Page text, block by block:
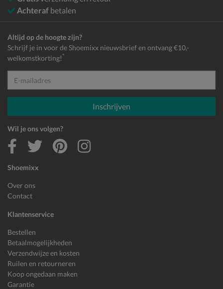
Achteraf betalen
Shoemixx
Over ons
Contact
Klantenservice
Bestellen
Betaalmogelijkheden
Verzendwijze en kosten
Ruilen en retourneren
Koop ongedaan maken
Garantie
Altijd op de hoogte zijn?
Schrijf je in voor de Shoemixx nieuwsbrief en ontvang €10,-
welkomstkorting! *
E-mailadres
Inschrijven
Wil je ons volgen?